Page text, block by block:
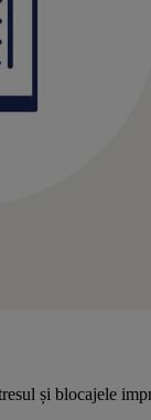
și blocajele